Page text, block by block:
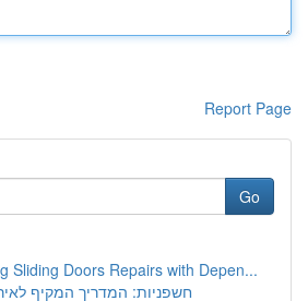
Report Page
Go
Sliding Doors Repairs with Depen...
חשפניות: המדריך המקיף